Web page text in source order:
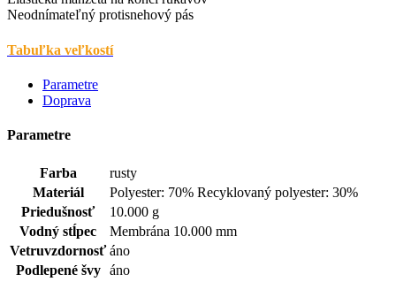
Neodnímateľný protisnehový pás
Tabuľka veľkostí
Parametre
Doprava
Parametre
Farba
rusty
Materiál
Polyester: 70% Recyklovaný polyester: 30%
Priedušnosť
10.000 g
Vodný stĺpec
Membrána 10.000 mm
Vetruvzdornosť áno
Podlepené švy
áno